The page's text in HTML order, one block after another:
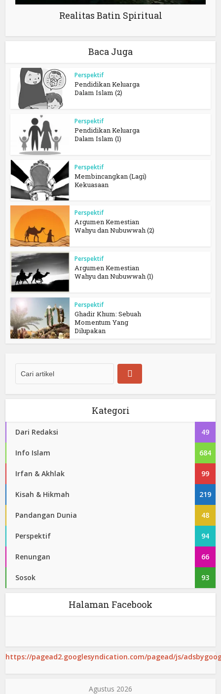
Realitas Batin Spiritual
Baca Juga
Perspektif
Pendidikan Keluarga
Dalam Islam (2)
Perspektif
Pendidikan Keluarga
Dalam Islam (1)
Perspektif
Membincangkan (Lagi)
Kekuasaan
Perspektif
Argumen Kemestian
Wahyu dan Nubuwwah (2)
Perspektif
Argumen Kemestian
Wahyu dan Nubuwwah (1)
Perspektif
Ghadir Khum: Sebuah
Momentum Yang
Dilupakan
Kategori
Dari Redaksi 49
Info Islam 684
Irfan & Akhlak 99
Kisah & Hikmah 219
Pandangan Dunia 48
Perspektif 94
Renungan 66
Sosok 93
Halaman Facebook
https://pagead2.googlesyndication.com/pagead/js/
Agustus 2026